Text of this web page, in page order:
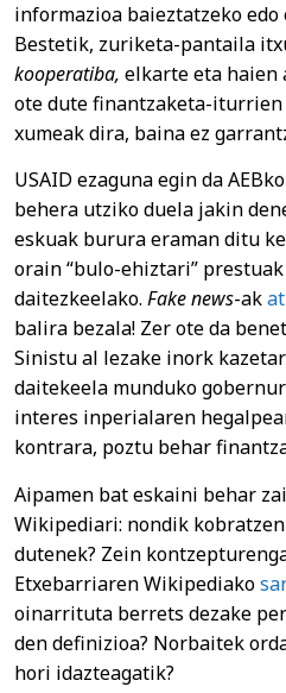
informazioa baieztatzeko edo
Bestetik, zuriketa-pantaila
kooperatiba, elkarte eta haien
ote dute finantzaketa-iturrien
xumeak dira, baina ez
USAID ezaguna egin da
behera utziko duela jakin
eskuak burura eraman ditu
orain “bulo-ehiztari”
daitezkeelako. Fake news-ak
balira bezala! Zer ote da
Sinistu al lezake inork
daitekeela munduko
interes inperialaren
kontrara, poztu behar
Aipamen bat eskaini behar
Wikipediari: nondik
dutenek? Zein
Etxebarriaren Wikipediako
oinarrituta berrets dezake
den definizioa? Norbaitek
hori idazteagatik?